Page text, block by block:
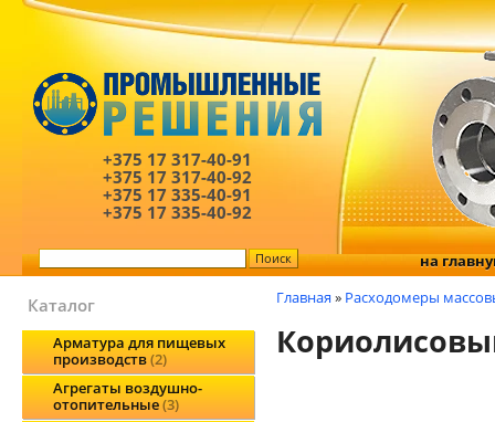
+375 17 317-40-91
+375 17 317-40-92
+375 17 335-40-91
+375 17 335-40-92
на
Каталог
Арматура для пищевых
производств 2
Агрегаты воздушно-
отопительные 3
Главная » Расходомеры